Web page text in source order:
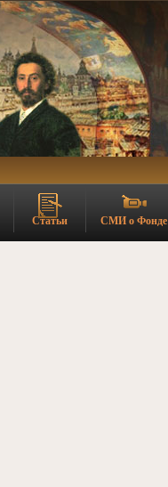
Статьи СМИ о Фонде